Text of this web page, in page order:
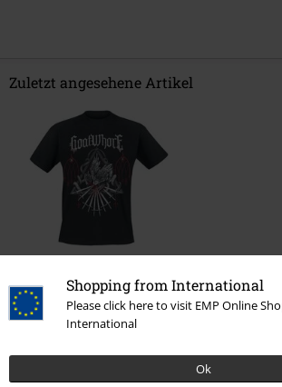
Shopping from International
Please click here to visit EMP Online
International
Ok
Zuletzt angesehene Artikel
21,99 €
Mehr Kategorien. Mehr Möglichkeiten.